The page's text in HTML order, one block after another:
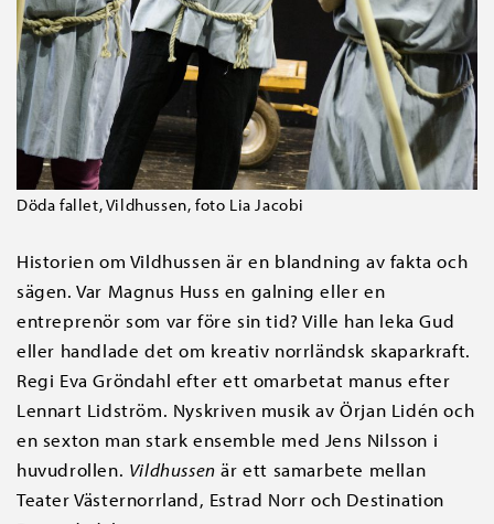
Döda fallet, Vildhussen, foto Lia Jacobi
Historien om Vildhussen är en blandning av fakta och
sägen. Var Magnus Huss en galning eller en
entreprenör som var före sin tid? Ville han leka Gud
eller handlade det om kreativ norrländsk skaparkraft.
Regi Eva Gröndahl efter ett omarbetat manus efter
Lennart Lidström. Nyskriven musik av Örjan Lidén och
en sexton man stark ensemble med Jens Nilsson i
huvudrollen. Vildhussen är ett samarbete mellan
Teater Västernorrland, Estrad Norr och Destination